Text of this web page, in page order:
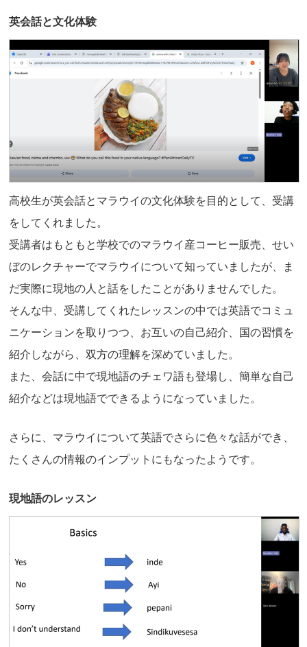
英会話と文化体験
高校生が英会話とマラウイの文化体験を目的として、受講
をしてくれました。
受講者はもともと学校でのマラウイ産コーヒー販売、せい
ぼのレクチャーでマラウイについて知っていましたが、ま
だ実際に現地の人と話をしたことがありませんでした。
そんな中、受講してくれたレッスンの中では英語でコミュ
ニケーションを取りつつ、お互いの自己紹介、国の習慣を
紹介しながら、双方の理解を深めていました。
また、会話に中で現地語のチェワ語も登場し、簡単な自己
紹介などは現地語でできるようになっていました。
さらに、マラウイについて英語でさらに色々な話ができ、
たくさんの情報のインプットにもなったようです。
現地語のレッスン